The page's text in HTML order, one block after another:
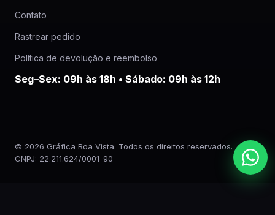
Contato
Rastrear pedido
Política de devolução e reembolso
Seg–Sex: 09h às 18h • Sábado: 09h às 12h
© 2026 Gráfica Boa Vista. Todos os direitos reservados.
CNPJ: 22.211.624/0001-90